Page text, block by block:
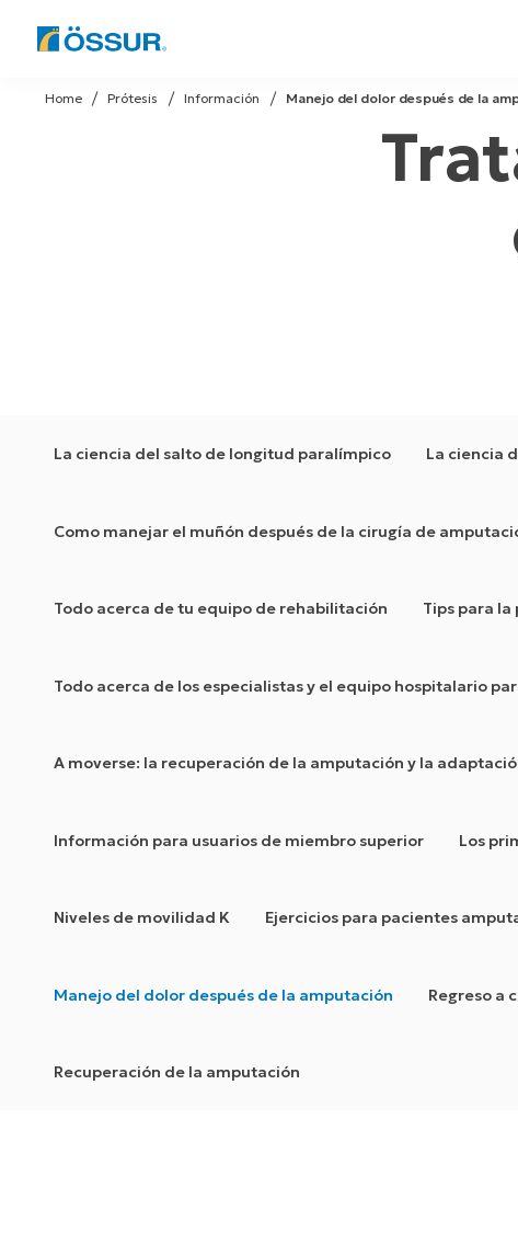
Skip
to
Manejo del dolor después de la
Información
Prótesis
Home
La ciencia del salto de longitud paralímpico La ciencia
Como manejar el muñón después de la cirugía de
Todo acerca de tu equipo de rehabilitación Tips para
Todo acerca de los especialistas y el equipo hospitalario
A moverse: la recuperación de la amputación y la
Información para usuarios de miembro superior Los
Niveles de movilidad K Ejercicios para pacientes
Manejo del dolor después de la amputación Regreso a
Recuperación de la amputación